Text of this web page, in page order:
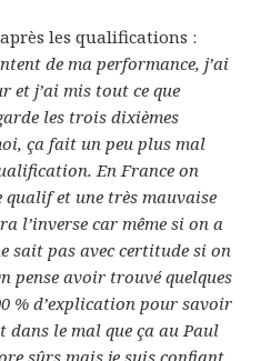
les qualifications :
de ma performance, j’ai
j’ai mis tout ce que
les trois dixièmes
ça fait un peu plus mal
En France on
et une très mauvaise
l’inverse car même si on a
sait pas avec certitude si on
pense avoir trouvé quelques
% d’explication pour savoir
le mal que ça au Paul
sûrs mais je suis confiant